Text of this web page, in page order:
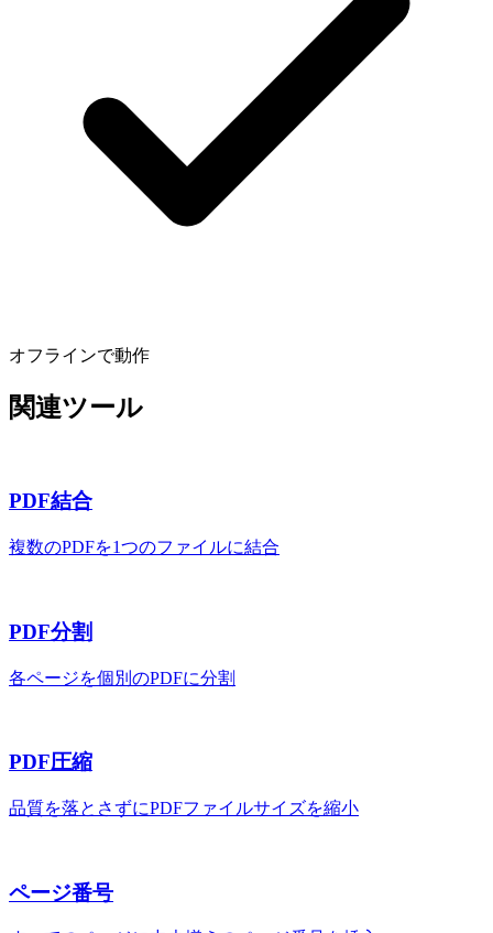
オフラインで動作
関連ツール
PDF結合
複数のPDFを1つのファイルに結合
PDF分割
各ページを個別のPDFに分割
PDF圧縮
品質を落とさずにPDFファイルサイズを縮小
ページ番号